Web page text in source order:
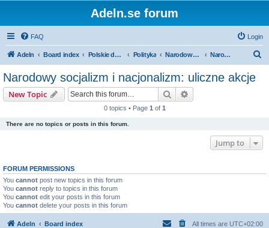
Adeln.se forum
FAQ Login
Adeln Board index Polskie dyskusje Polityka Narodowy socjalizm, faszyzm i nacjonalizm Narodowy socjalizm i nacjonalizm: uliczne akcje
Narodowy socjalizm i nacjonalizm: uliczne akcje
New Topic Search
0 topics • Page 1 of 1
There are no topics or posts in this forum.
Jump to
FORUM PERMISSIONS
You cannot post new topics in this forum
You cannot reply to topics in this forum
You cannot edit your posts in this forum
You cannot delete your posts in this forum
Adeln Board index All times are UTC+02:00